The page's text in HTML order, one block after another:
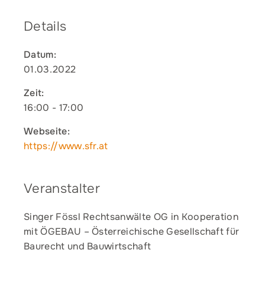
Details
Datum:
01.03.2022
Zeit:
16:00 - 17:00
Webseite:
https://www.sfr.at
Veranstalter
Singer Fössl Rechtsanwälte OG in Kooperation
mit ÖGEBAU – Österreichische Gesellschaft für
Baurecht und Bauwirtschaft